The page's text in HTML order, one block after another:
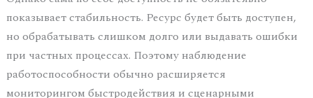
показывает стабильность. Ресурс будет быть доступен,
но обрабатывать слишком долго или выдавать ошибки
при частных процессах. Поэтому наблюдение
работоспособности обычно расширяется
мониторингом быстродействия и сценарными